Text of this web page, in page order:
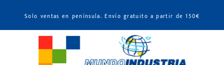
Solo ventas en península. Envío gratuito a partir de 150€